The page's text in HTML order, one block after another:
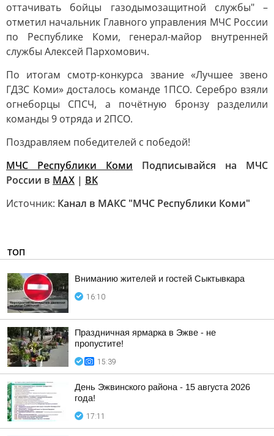
оттачивать бойцы газодымозащитной службы" –
отметил начальник Главного управления МЧС России
по Республике Коми, генерал-майор внутренней
службы Алексей Пархомович.
По итогам смотр-конкурса звание «Лучшее звено
ГДЗС Коми» досталось команде 1ПСО. Серебро взяли
огнеборцы СПСЧ, а почётную бронзу разделили
команды 9 отряда и 2ПСО.
Поздравляем победителей с победой!
МЧС Республики Коми Подписывайся на МЧС
России в MAX | ВК
Источник: Канал в МАКС "МЧС Республики Коми"
ТОП
Вниманию жителей и гостей Сыктывкара
16:10
Праздничная ярмарка в Эжве - не
пропустите!
15:39
День Эжвинского района - 15 августа 2026
года!
17:11